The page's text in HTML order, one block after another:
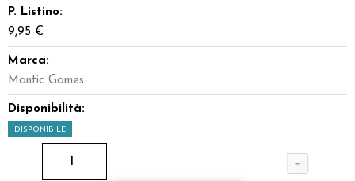
P. Listino:
9,95 €
Marca:
Mantic Games
Disponibilità:
DISPONIBILE